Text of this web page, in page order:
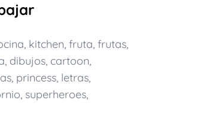
, kitchen, fruta, frutas,
, dibujos, cartoon,
, princess, letras,
, superheroes,